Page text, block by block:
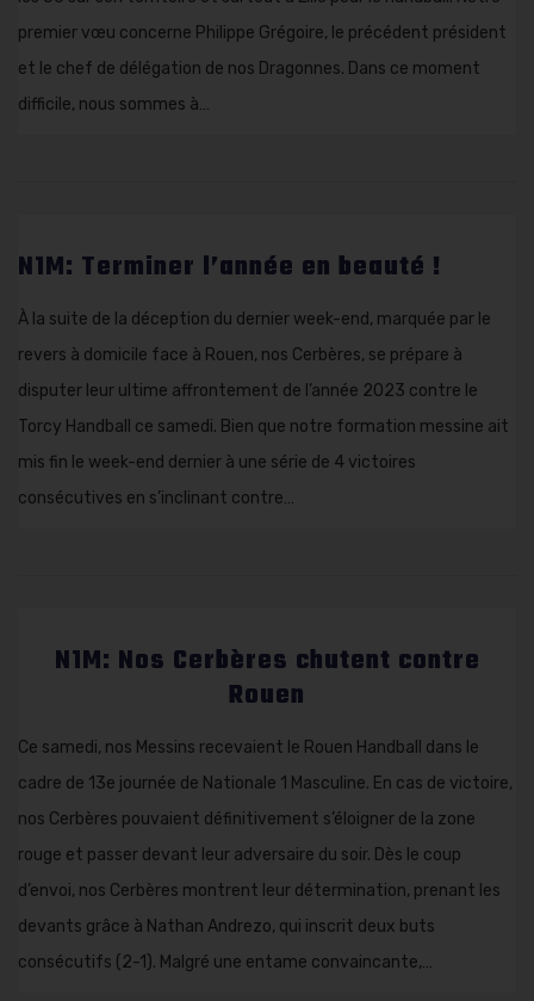
premier vœu concerne Philippe Grégoire, le précédent président
et le chef de délégation de nos Dragonnes. Dans ce moment
difficile, nous sommes à…
N1M: Terminer l’année en beauté !
À la suite de la déception du dernier week-end, marquée par le
revers à domicile face à Rouen, nos Cerbères, se prépare à
disputer leur ultime affrontement de l’année 2023 contre le
Torcy Handball ce samedi. Bien que notre formation messine ait
mis fin le week-end dernier à une série de 4 victoires
consécutives en s’inclinant contre…
N1M: Nos Cerbères chutent contre
Rouen
Ce samedi, nos Messins recevaient le Rouen Handball dans le
cadre de 13e journée de Nationale 1 Masculine. En cas de victoire,
nos Cerbères pouvaient définitivement s’éloigner de la zone
rouge et passer devant leur adversaire du soir. Dès le coup
d’envoi, nos Cerbères montrent leur détermination, prenant les
devants grâce à Nathan Andrezo, qui inscrit deux buts
consécutifs (2-1). Malgré une entame convaincante,…